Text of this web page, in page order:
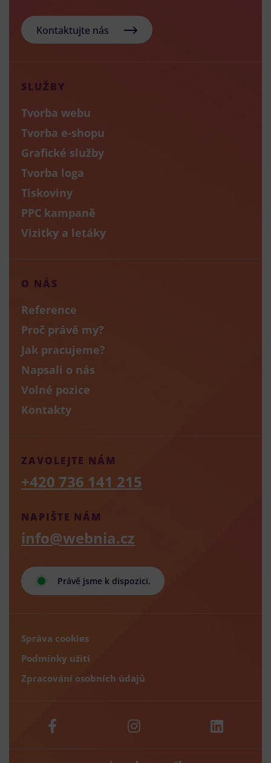
Kontaktujte nás
SLUŽBY
Tvorba webu
Tvorba e-shopu
Grafické služby
Tvorba loga
Tiskoviny
PPC kampaně
Vizitky a letáky
O NÁS
Reference
Proč právě my?
Jak pracujeme?
Napsali o nás
Volné pozice
Kontakty
Právě jsme k dispozici.
NAPIŠTE NÁM
info@webnia.cz
ZAVOLEJTE NÁM
+420 736 141 215
Správa cookies
Podmínky užití
Zpracování osobních údajů